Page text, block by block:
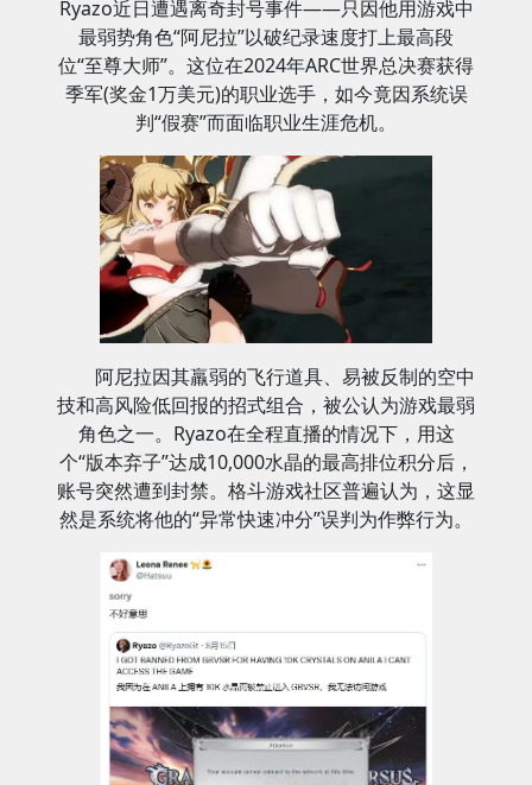
Ryazo近日遭遇离奇封号事件——只因他用游戏中
最弱势角色“阿尼拉”以破纪录速度打上最高段
位“至尊大师”。这位在2024年ARC世界总决赛获得
季军(奖金1万美元)的职业选手，如今竟因系统误
判“假赛”而面临职业生涯危机。
阿尼拉因其羸弱的飞行道具、易被反制的空中
技和高风险低回报的招式组合，被公认为游戏最弱
角色之一。Ryazo在全程直播的情况下，用这
个“版本弃子”达成10,000水晶的最高排位积分后，
账号突然遭到封禁。格斗游戏社区普遍认为，这显
然是系统将他的“异常快速冲分”误判为作弊行为。